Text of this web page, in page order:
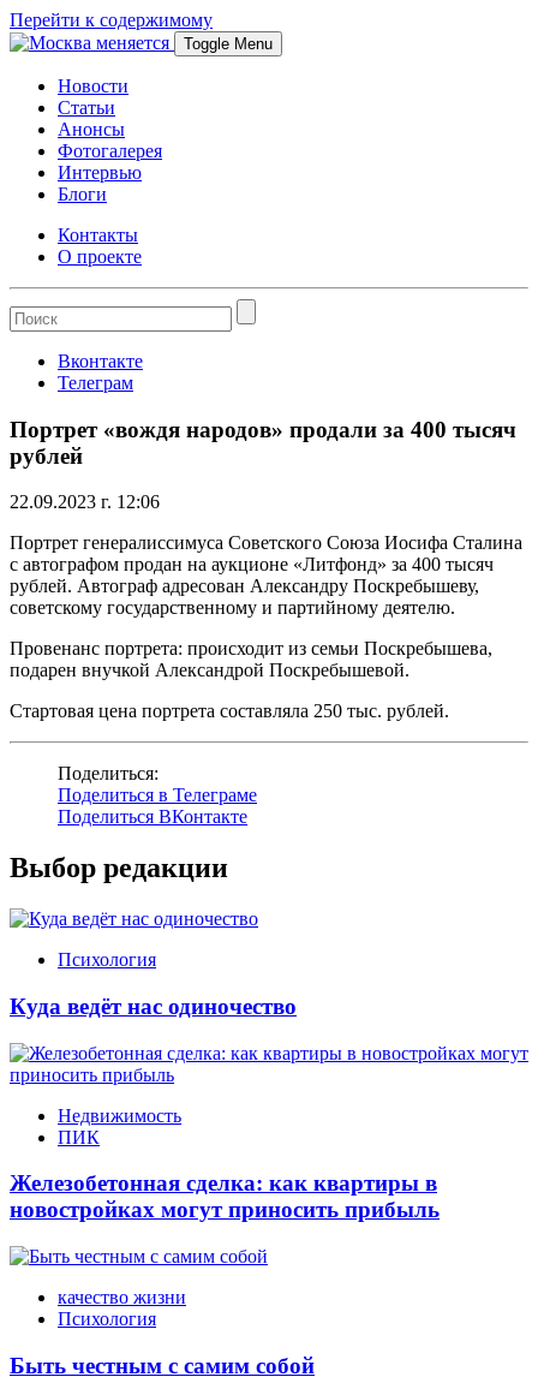
Перейти к содержимому
Toggle Menu
Новости
Статьи
Анонсы
Фотогалерея
Интервью
Блоги
Контакты
О проекте
Вконтакте
Телеграм
Портрет «вождя народов» продали за 400 тысяч
рублей
22.09.2023 г. 12:06
Портрет генералиссимуса Советского Союза Иосифа Сталина
с автографом продан на аукционе «Литфонд» за 400 тысяч
рублей. Автограф адресован Александру Поскребышеву,
советскому государственному и партийному деятелю.
Провенанс портрета: происходит из семьи Поскребышева,
подарен внучкой Александрой Поскребышевой.
Стартовая цена портрета составляла 250 тыс. рублей.
Поделиться:
Поделиться в Телеграме
Поделиться ВКонтакте
Выбор редакции
Психология
Куда ведёт нас одиночество
Недвижимость
ПИК
Железобетонная сделка: как квартиры в
новостройках могут приносить прибыль
качество жизни
Психология
Быть честным с самим собой